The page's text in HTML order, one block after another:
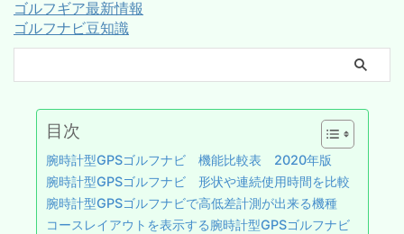
ゴルフギア最新情報
ゴルフナビ豆知識
目次
腕時計型GPSゴルフナビ 機能比較表 2020年版
腕時計型GPSゴルフナビ 形状や連続使用時間を比較
腕時計型GPSゴルフナビで高低差計測が出来る機種
コースレイアウトを表示する腕時計型GPSゴルフナビ